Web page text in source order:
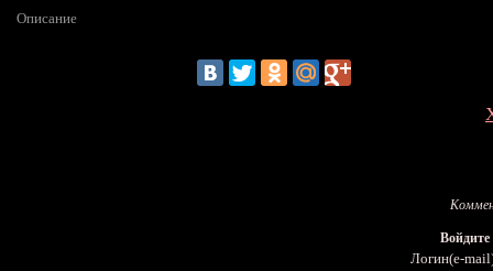
Описание
Логин(e-